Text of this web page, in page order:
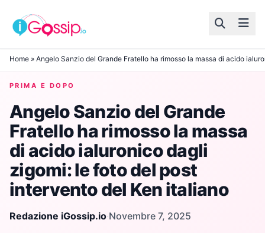
Skip to content
Home » Angelo Sanzio del Grande Fratello ha rimosso la massa di acido
PRIMA E DOPO
Angelo Sanzio del Grande
Fratello ha rimosso la massa
di acido ialuronico dagli
zigomi: le foto del post
intervento del Ken italiano
Redazione iGossip.io·Novembre 7, 2025